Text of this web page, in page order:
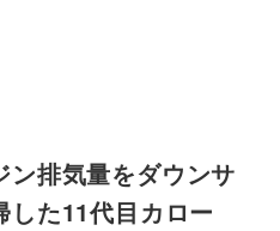
ン排気量をダウンサ
した11代目カロー